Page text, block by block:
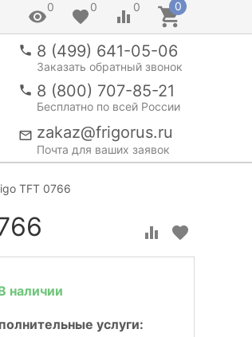
0 0 0 0
8 (499) 641-05-06
Заказать обратный звонок
8 (800) 707-85-21
Бесплатно по всей России
zakaz@frigorus.ru
Почта для ваших заявок
TFT 0766
наличии
услуги: